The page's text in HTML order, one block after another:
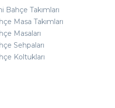
Bahçe Takımları
Masa Takımları
Masaları
Sehpaları
Koltukları